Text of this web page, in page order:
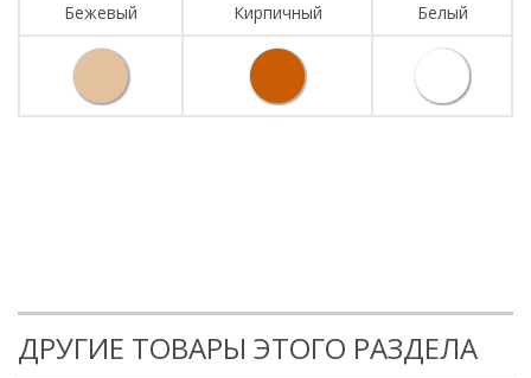
Бежевый
Кирпичный Белый
ДРУГИЕ ТОВАРЫ ЭТОГО РАЗДЕЛА